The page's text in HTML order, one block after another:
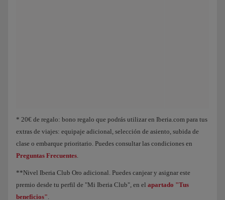
* 20€ de regalo: bono regalo que podrás utilizar en Iberia.com para tus
extras de viajes: equipaje adicional, selección de asiento, subida de
clase o embarque prioritario. Puedes consultar las condiciones en
Preguntas Frecuentes
**Nivel Iberia Club Oro adicional. Puedes canjear y asignar este
premio desde tu perfil de "Mi Iberia Club", en el apartado "Tus
beneficios"